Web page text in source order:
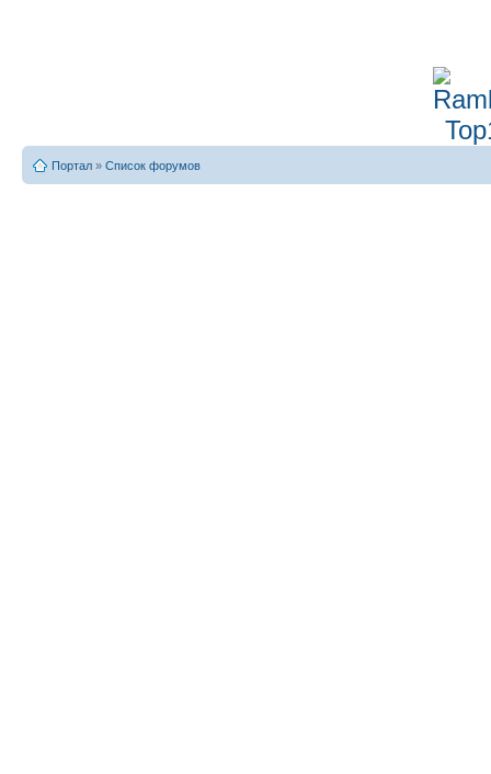
Портал » Список форумов